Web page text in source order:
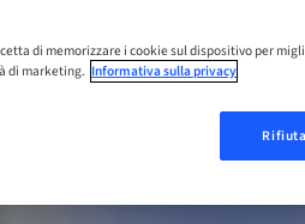
di memorizzare i cookie sul dispositivo per
di marketing. Informativa sulla privacy